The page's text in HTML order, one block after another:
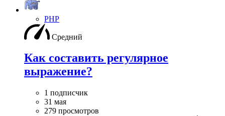
PHP
Средний
Как составить регулярное
выражение?
1 подписчик
31 мая
279 просмотров